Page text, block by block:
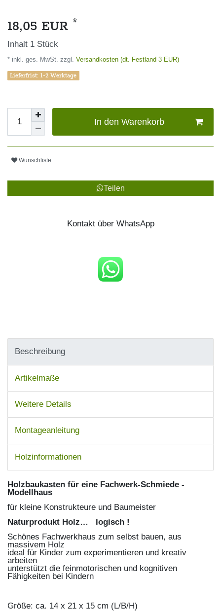
18,05 EUR *
Inhalt 1 Stück
* inkl. ges. MwSt. zzgl. Versandkosten (dt. Festland 3 EUR)
Lieferfrist: 1-2 Werktage
In den Warenkorb
Wunschliste
Teilen
Kontakt über WhatsApp
Beschreibung
Artikelmaße
Weitere Details
Montageanleitung
Holzinformationen
Holzbaukasten für eine Fachwerk-Schmiede -
Modellhaus
für kleine Konstrukteure und Baumeister
Naturprodukt Holz… logisch !
Schönes Fachwerkhaus zum selbst bauen, aus
massivem Holz
ideal für Kinder zum experimentieren und kreativ
arbeiten
unterstützt die feinmotorischen und kognitiven
Fähigkeiten bei Kindern
Größe: ca. 14 x 21 x 15 cm (L/B/H)